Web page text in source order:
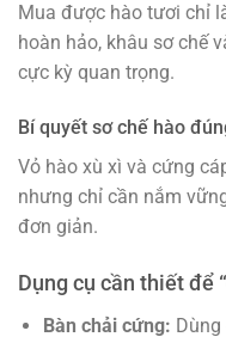
Mua được hào tươi chỉ
hoàn hảo, khâu sơ chế
cực kỳ quan trọng.
Bí quyết sơ chế hào
Vỏ hào xù xì và cứng
nhưng chỉ cần nắm
đơn giản.
Dụng cụ cần thiết để
Bàn chải cứng: